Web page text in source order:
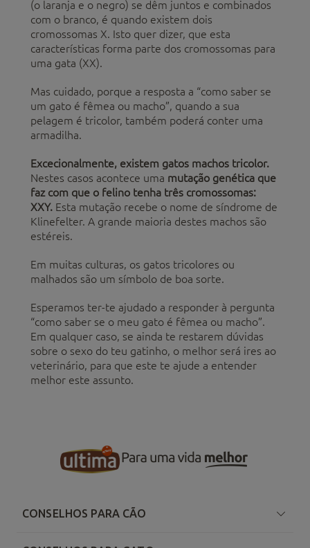
(o laranja e o negro) se dêm juntos e combinados
com o branco, é quando existem dois
cromossomas X. Isto quer dizer, que esta
características forma parte dos cromossomas para
uma gata (XX).
Mas cuidado, porque a resposta a “como saber se
um gato é fêmea ou macho”, quando a sua
pelagem é tricolor, também poderá conter uma
armadilha.
Excecionalmente, existem gatos machos tricolor.
Nestes casos acontece uma mutação genética que
faz com que o felino tenha três cromossomas:
XXY. Esta mutação recebe o nome de síndrome de
Klinefelter. A grande maioria destes machos são
estéreis.
Em muitas culturas, os gatos tricolores ou
malhados são um símbolo de boa sorte.
Esperamos ter-te ajudado a responder à pergunta
“como saber se o meu gato é fêmea ou macho”.
Em qualquer caso, se ainda te restarem dúvidas
sobre o sexo do teu gatinho, o melhor será ires ao
veterinário, para que este te ajude a entender
melhor este assunto.
CONSELHOS PARA CÃO